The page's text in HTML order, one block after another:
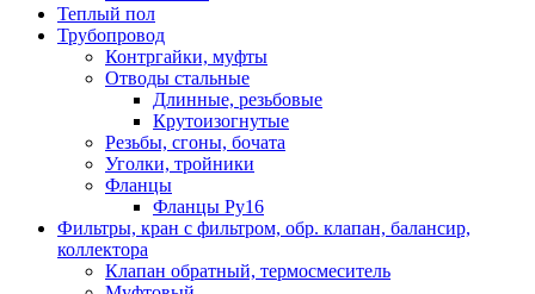
Теплый пол
Трубопровод
Контргайки, муфты
Отводы стальные
Длинные, резьбовые
Крутоизогнутые
Резьбы, сгоны, бочата
Уголки, тройники
Фланцы
Фланцы Ру16
Фильтры, кран с фильтром, обр. клапан, балансир,
коллектора
Клапан обратный, термосмеситель